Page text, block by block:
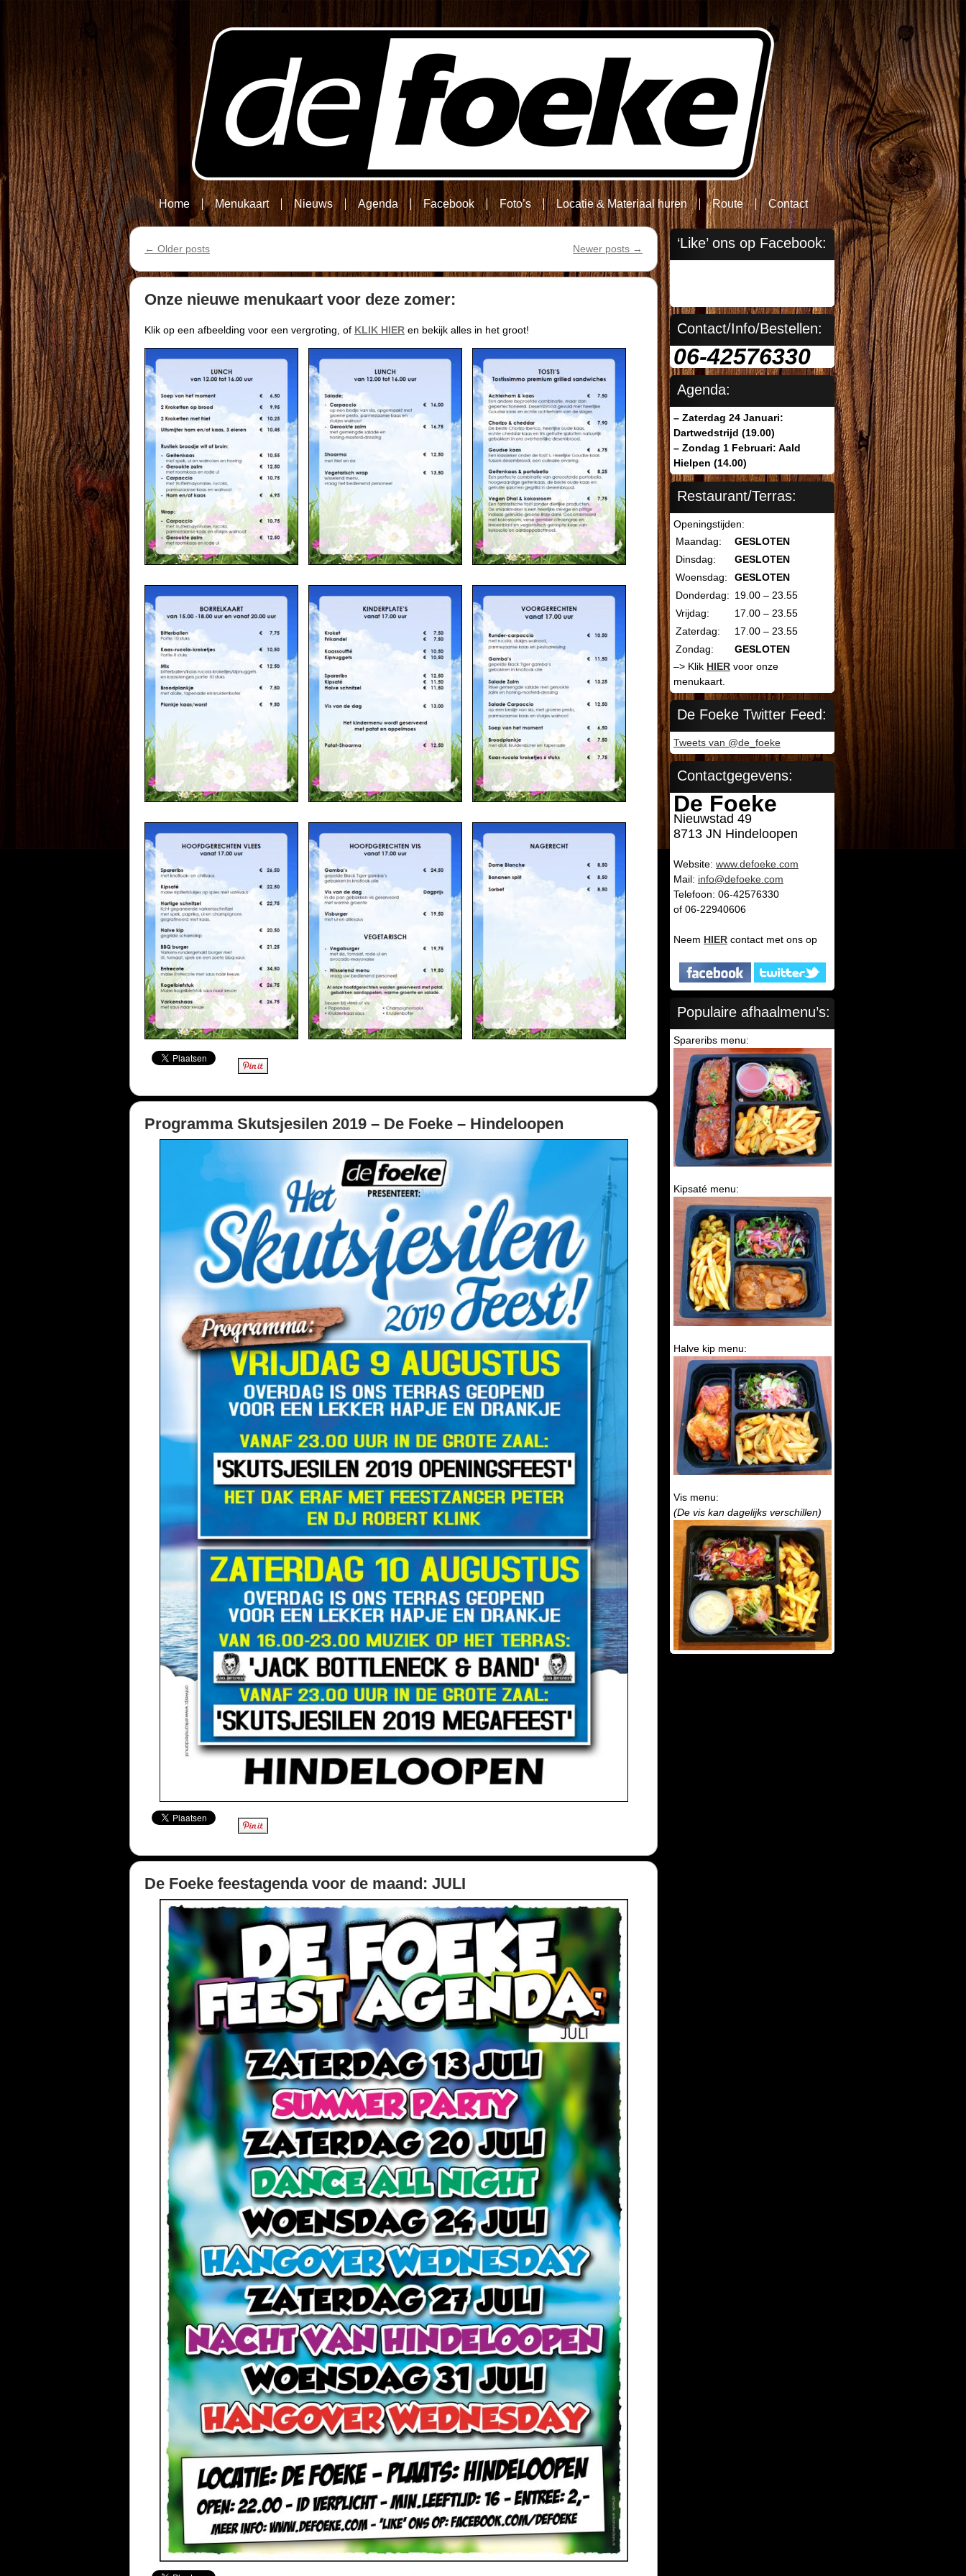
Home Menukaart Nieuws Agenda Facebook Foto’s Locatie & Materiaal huren Route Contact
← Older posts Newer posts →
Onze nieuwe menukaart voor deze zomer:
Klik op een afbeelding voor een vergroting, of KLIK HIER en bekijk alles in het groot!
Programma Skutsjesilen 2019 – De Foeke – Hindeloopen
De Foeke feestagenda voor de maand: JULI
‘Like’ ons op Facebook:
Contact/Info/Bestellen:
06-42576330
Agenda:
– Zaterdag 24 Januari:
Dartwedstrijd (19.00)
– Zondag 1 Februari: Aald
Hielpen (14.00)
Restaurant/Terras:
Openingstijden:
Maandag:
GESLOTEN
Dinsdag:
GESLOTEN
Woensdag:
GESLOTEN
Donderdag: 19.00 – 23.55
Vrijdag:
17.00 – 23.55
Zaterdag:
17.00 – 23.55
Zondag:
GESLOTEN
–> Klik HIER voor onze
menukaart.
De Foeke Twitter Feed:
Tweets van @de_foeke
Contactgegevens:
De Foeke
Nieuwstad 49
8713 JN Hindeloopen
Website: www.defoeke.com
Mail: info@defoeke.com
Telefoon: 06-42576330
of 06-22940606
Neem HIER contact met ons op
Populaire afhaalmenu’s:
Spareribs menu:
Kipsaté menu:
Halve kip menu:
Vis menu:
(De vis kan dagelijks verschillen)